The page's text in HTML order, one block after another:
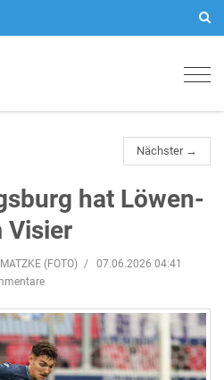
Nächster →
hat Löwen-
Visier
(FOTO)
07.06.2026 04:41